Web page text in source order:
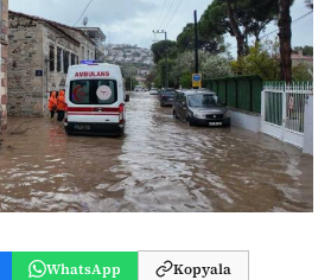
WhatsApp Kopyala